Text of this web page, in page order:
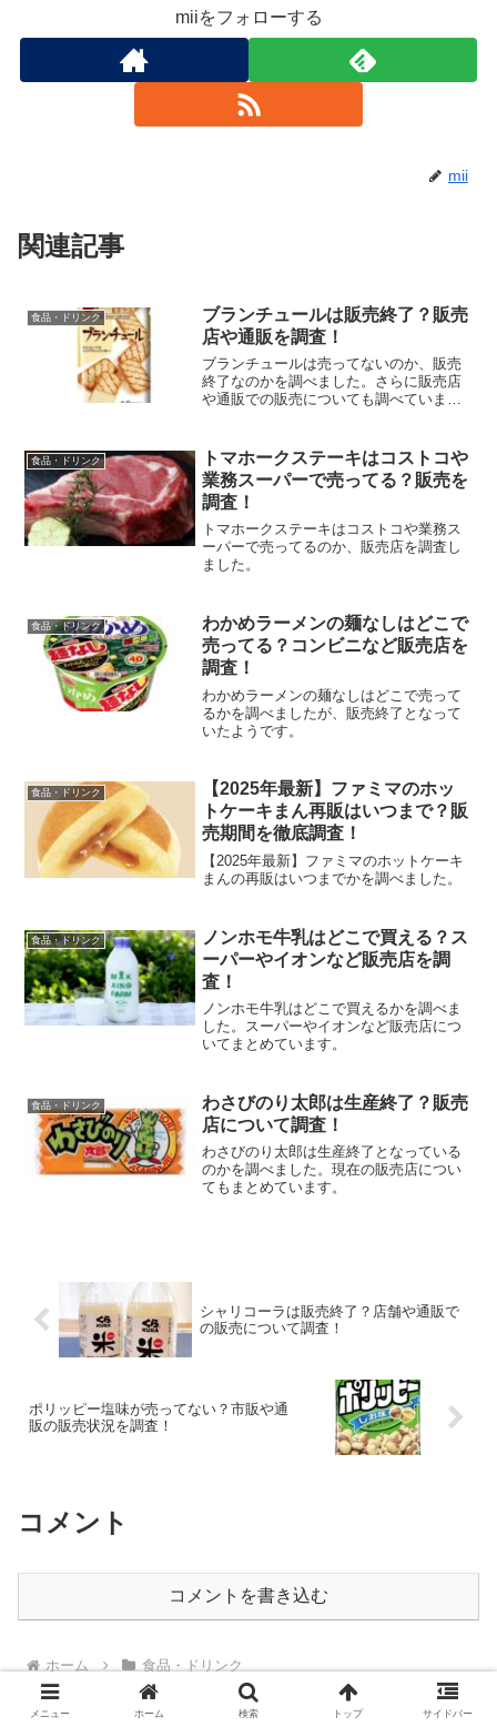
miiをフォローする
mii
関連記事
食品・ドリンク
ブランチュールは販売終了？販売
店や通販を調査！
ブランチュールは売ってないのか、販売
終了なのかを調べました。さらに販売店
や通販での販売についても調べていま
食品・ドリンク
トマホークステーキはコストコや
業務スーパーで売ってる？販売を
調査！
トマホークステーキはコストコや業務ス
ーパーで売ってるのか、販売店を調査し
ました。
食品・ドリンク
わかめラーメンの麺なしはどこで
売ってる？コンビニなど販売店を
調査！
わかめラーメンの麺なしはどこで売って
るかを調べましたが、販売終了となって
いたようです。
食品・ドリンク
【2025年最新】ファミマのホッ
トケーキまん再販はいつまで？販
売期間を徹底調査！
【2025年最新】ファミマのホットケーキ
まんの再販はいつまでかを調べました。
食品・ドリンク
ノンホモ牛乳はどこで買える？ス
ーパーやイオンなど販売店を調
査！
ノンホモ牛乳はどこで買えるかを調べま
した。スーパーやイオンなど販売店につ
いてまとめています。
食品・ドリンク
わさびのり太郎は生産終了？販売
店について調査！
わさびのり太郎は生産終了となっている
のかを調べました。現在の販売店につい
てもまとめています。
シャリコーラは販売終了？店舗や通販で
の販売について調査！
ポリッピー塩味が売ってない？市販や通
販の販売状況を調査！
コメント
コメントを書き込む
ホーム 食品・ドリンク
メニュー ホーム 検索 トップ サイドバー